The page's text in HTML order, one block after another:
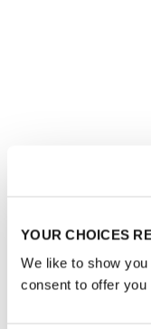
YOUR CHOICES
We like to show
consent to offer